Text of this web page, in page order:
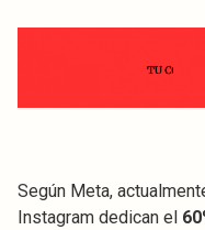
Según Meta,
Instagram dedican el